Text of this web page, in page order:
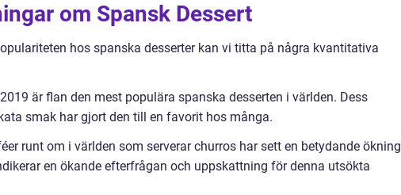
om Spansk Dessert
hos spanska desserter kan vi titta på några kvantitativa
är flan den mest populära spanska desserten i världen. Dess
smak har gjort den till en favorit hos många.
runt om i världen som serverar churros har sett en betydande ökning
en ökande efterfrågan och uppskattning för denna utsökta